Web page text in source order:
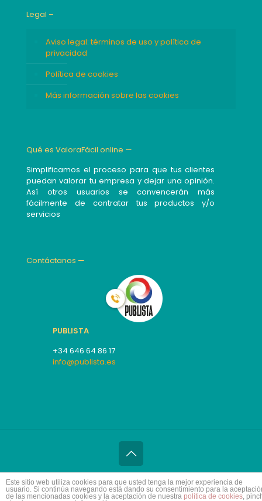
Legal –
Aviso legal: términos de uso y política de
privacidad
Política de cookies
Más información sobre las cookies
Qué es ValoraFácil.online —
Simplificamos el proceso para que tus clientes
puedan valorar tu empresa y dejar una opinión.
Así otros usuarios se convencerán más
fácilmente de contratar tus productos y/o
servicios
Contáctanos —
PUBLISTA
+34 646 64 86 17
info@publista.es
ValoraFácil.online es una
iniciativa de
Este sitio web utiliza cookies para que usted tenga la mejor experiencia de
usuario. Si continúa navegando está dando su consentimiento para la
de las mencionadas cookies y la aceptación de nuestra política de cookies,